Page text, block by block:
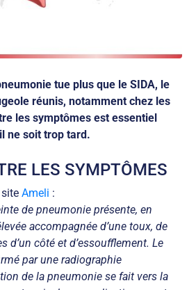
tue plus que le SIDA, le
réunis, notamment chez les
les symptômes est essentiel
ne soit trop tard.
LES SYMPTÔMES
Ameli :
de pneumonie présente, en
accompagnée d’une toux, de
d’un côté et d’essoufflement. Le
par une radiographie
de la pneumonie se fait vers la